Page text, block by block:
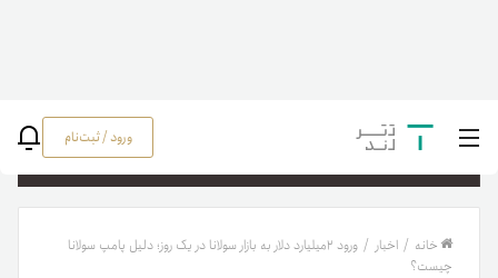
ورود / ثبت‌نام
خانه / اخبار /
ورود ۲میلیارد دلار به بازار سولانا در یک روز؛ دلیل پامپ سولانا
چیست؟